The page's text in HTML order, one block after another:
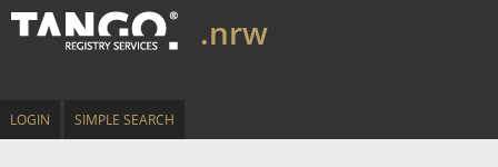
.nrw
LOGIN SIMPLE SEARCH